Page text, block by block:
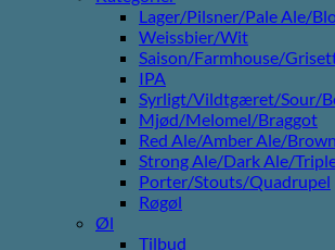
Lager/Pilsner/Pale Ale/
Weissbier/Wit
Saison/Farmhouse/
IPA
Syrligt/Vildtgæret/Sour/
Mjød/Melomel/Braggot
Red Ale/Amber Ale/
Strong Ale/Dark Ale/
Porter/Stouts/Quadrupel
Røgøl
Øl
Tilbud